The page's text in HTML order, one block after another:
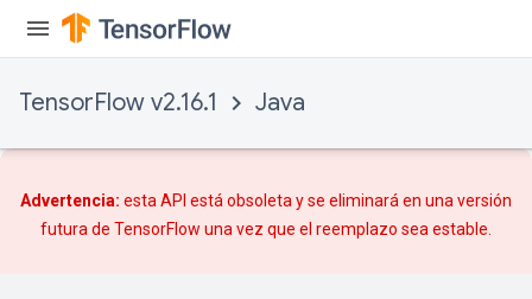
TensorFlow v2.16.1 Java
Advertencia: esta API está obsoleta y se eliminará en una versión
futura de TensorFlow una vez que el reemplazo sea estable.